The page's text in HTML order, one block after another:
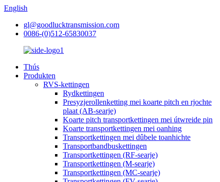
English
gl@goodlucktransmission.com
0086-(0)512-65830037
Thús
Produkten
RVS-kettingen
Rydkettingen
Presyzjerollenketting mei koarte pitch en rjochte
plaat (AB-searje)
Koarte pitch transportkettingen mei útwreide pin
Koarte transportkettingen mei oanhing
Transportkettingen mei dûbele toanhichte
Transportbandbuskettingen
Transportkettingen (RF-searje)
Transportkettingen (M-searje)
Transportkettingen (MC-searje)